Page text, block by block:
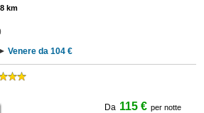
km
Venere da 104 €
Da 115 € per notte